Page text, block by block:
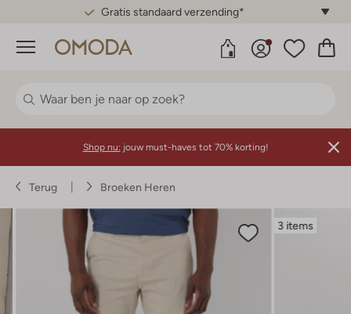
Gratis standaard verzending*
Menu
Shop nu: jouw must-haves tot 70% korting!
Terug Broeken Heren
3 items